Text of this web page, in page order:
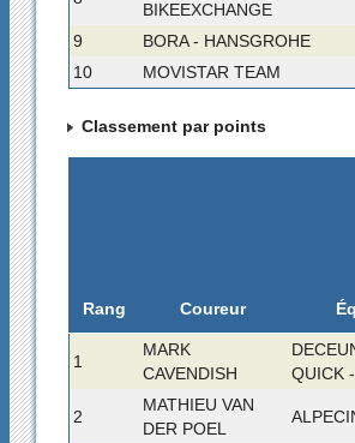
BIKEEXCHANGE
9 BORA - HANSGROHE
10
MOVISTAR TEAM
Classement par points
Rang Coureur
1
MARK
CAVENDISH
QUICK
2
MATHIEU VAN
DER POEL